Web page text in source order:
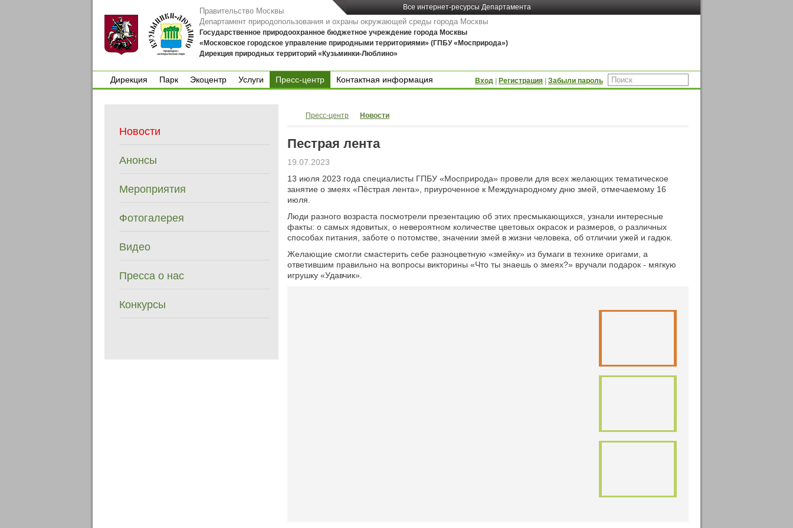
Все интернет-ресурсы Департамента
Правительство Москвы
Департамент природопользования и охраны окружающей среды города Москвы
Государственное природоохранное бюджетное учреждение города Москвы
«Московское городское управление природными территориями» (ГПБУ «Мосприрода»)
Дирекция природных территорий «Кузьминки-Люблино»
Дирекция
Парк
Экоцентр
Услуги
Пресс-центр
Контактная информация
Вход Регистрация Забыли пароль
Новости
Анонсы
Мероприятия
Фотогалерея
Видео
Пресса о нас
Конкурсы
Пресс-центр Новости
Пестрая лента
19.07.2023
13 июля 2023 года специалисты ГПБУ «Мосприрода» провели для всех желающих тематическое
занятие о змеях «Пёстрая лента», приуроченное к Международному дню змей, отмечаемому 16
июля.
Люди разного возраста посмотрели презентацию об этих пресмыкающихся, узнали интересные
факты: о самых ядовитых, о невероятном количестве цветовых окрасок и размеров, о различных
способах питания, заботе о потомстве, значении змей в жизни человека, об отличии ужей и гадюк.
Желающие смогли смастерить себе разноцветную «змейку» из бумаги в технике оригами, а
ответившим правильно на вопросы викторины «Что ты знаешь о змеях?» вручали подарок - мягкую
игрушку «Удавчик».